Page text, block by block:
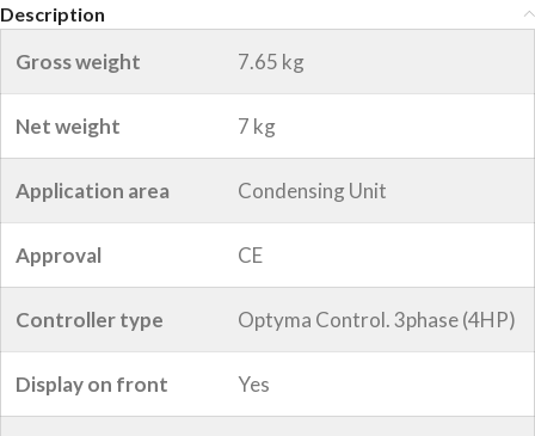
Description
Gross weight 7.65 kg
Net weight 7 kg
Application area Condensing Unit
Approval CE
Controller type Optyma Control. 3phase (4HP)
Display on front Yes